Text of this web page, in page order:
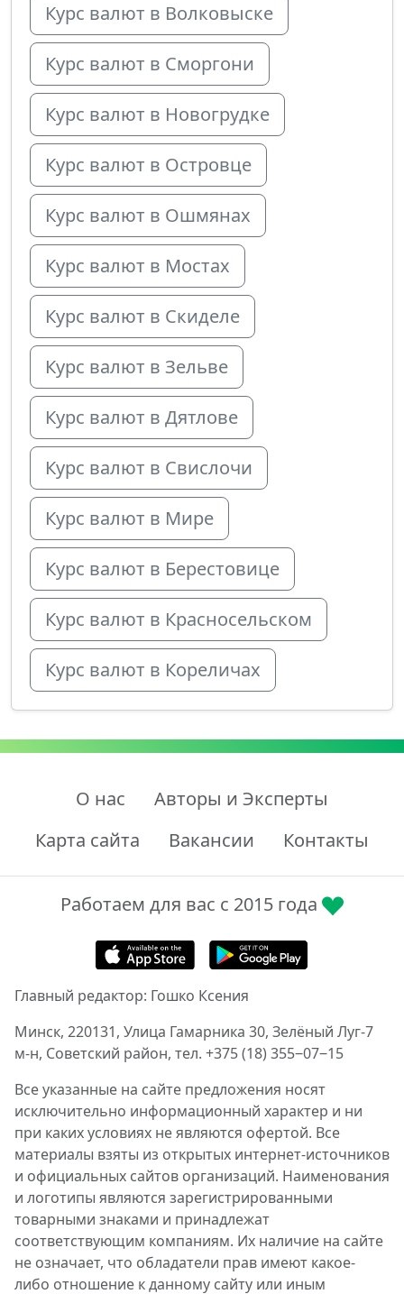
Курс валют в Волковыске
Курс валют в Сморгони
Курс валют в Новогрудке
Курс валют в Островце
Курс валют в Ошмянах
Курс валют в Мостах
Курс валют в Скиделе
Курс валют в Зельве
Курс валют в Дятлове
Курс валют в Свислочи
Курс валют в Мире
Курс валют в Берестовице
Курс валют в Красносельском
Курс валют в Кореличах
О нас
Авторы и Эксперты
Карта сайта
Вакансии Контакты
Работаем для вас с 2015 года
Главный редактор: Гошко Ксения
Минск, 220131, Улица Гамарника 30, Зелёный Луг-7
м-н, Советский район, тел. +375 (18) 355‒07‒15
Все указанные на сайте предложения носят
исключительно информационный характер и ни
при каких условиях не являются офертой. Все
материалы взяты из открытых интернет-источников
и официальных сайтов организаций. Наименования
и логотипы являются зарегистрированными
товарными знаками и принадлежат
соответствующим компаниям. Их наличие на сайте
не означает, что обладатели прав имеют какое-
либо отношение к данному сайту или иным